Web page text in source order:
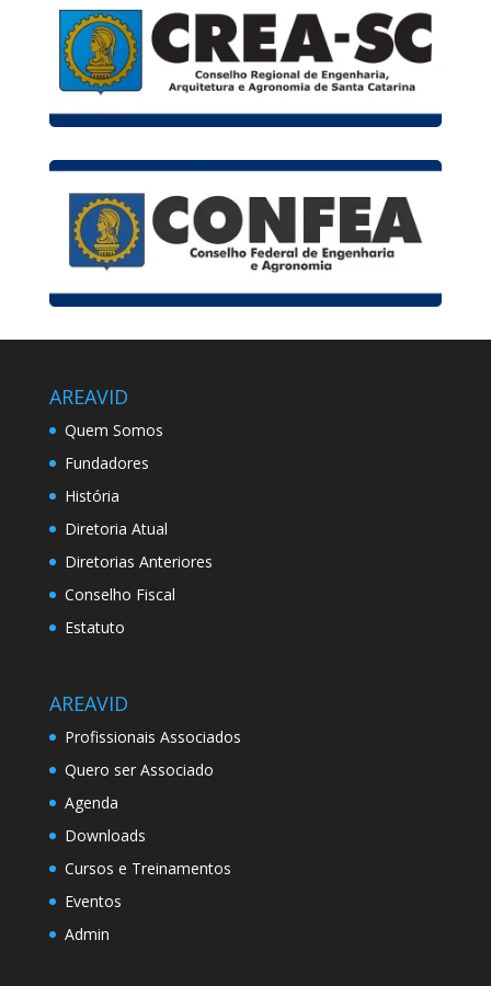
AREAVID
Quem Somos
Fundadores
História
Diretoria Atual
Diretorias Anteriores
Conselho Fiscal
Estatuto
AREAVID
Profissionais Associados
Quero ser Associado
Agenda
Downloads
Cursos e Treinamentos
Eventos
Admin